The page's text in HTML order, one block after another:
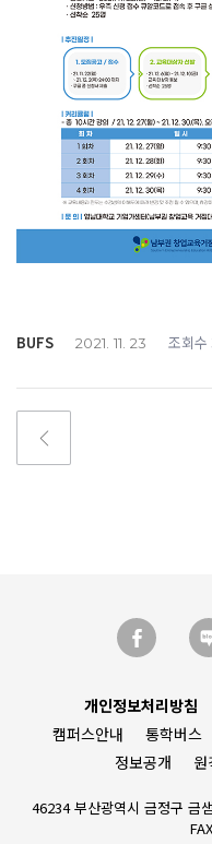
BUFS 2021. 11. 23 조회수
개인정보처리방침
캠퍼스안내
통학버스
정보공개
원
46234 부산광역시 금정구 금